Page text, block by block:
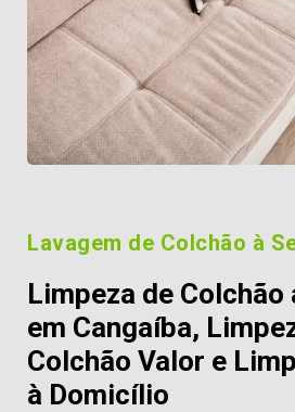
Lavagem de Colchão à
Limpeza de
em Cangaíba,
Colchão Valor e
à Domicílio